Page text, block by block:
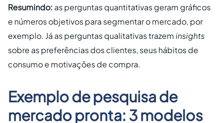
Resumindo: as perguntas quantitativas geram gráficos
e números objetivos para segmentar o mercado, por
exemplo. Já as perguntas qualitativas trazeminsights
sobre as preferências dos clientes, seus hábitos de
consumo e motivações de compra.
Exemplo de pesquisa de
mercado pronta: 3 modelos